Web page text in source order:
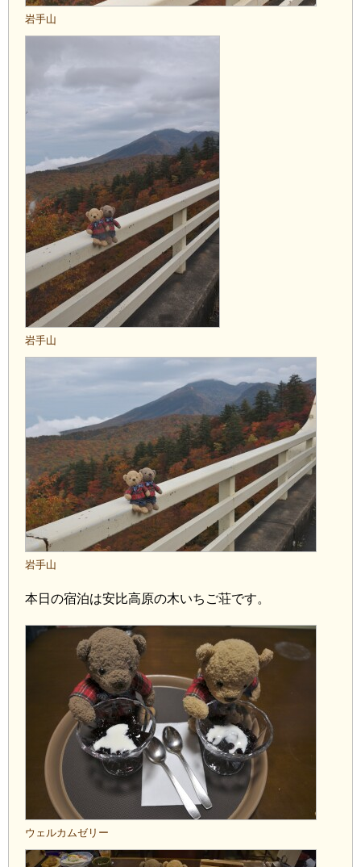
岩手山
岩手山
岩手山
本日の宿泊は安比高原の木いちご荘です。
ウェルカムゼリー